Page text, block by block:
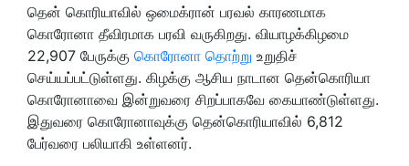
தென் கொரியாவில் ஒமைக்ரான் பரவல் காரணமாக
கொரோனா தீவிரமாக பரவி வருகிறது. வியாழக்கிழமை
22,907 பேருக்கு கொரோனா தொற்று உறுதிச்
செய்யப்பட்டுள்ளது. கிழக்கு ஆசிய நாடான தென்கொரியா
கொரோனாவை இன்றுவரை சிறப்பாகவே கையாண்டுள்ளது.
இதுவரை கொரோனாவுக்கு தென்கொரியாவில் 6,812
பேர்வரை பலியாகி உள்ளனர்.